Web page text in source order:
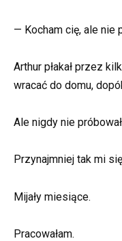
— Kocham cię, ale nie
Arthur płakał przez
wracać do domu,
Ale nigdy nie
Przynajmniej tak mi
Mijały miesiące.
Pracowałam.